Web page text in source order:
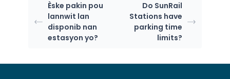
Èske pakin pou
lannwit lan
disponib nan
estasyon yo?
Do SunRail
Stations have
parking time
limits?